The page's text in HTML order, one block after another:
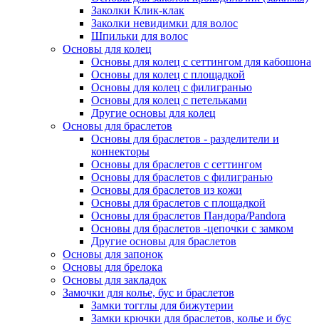
Заколки Клик-клак
Заколки невидимки для волос
Шпильки для волос
Основы для колец
Основы для колец с сеттингом для кабошона
Основы для колец с площадкой
Основы для колец с филигранью
Основы для колец с петельками
Другие основы для колец
Основы для браслетов
Основы для браслетов - разделители и
коннекторы
Основы для браслетов с сеттингом
Основы для браслетов с филигранью
Основы для браслетов из кожи
Основы для браслетов с площадкой
Основы для браслетов Пандора/Pandora
Основы для браслетов -цепочки с замком
Другие основы для браслетов
Основы для запонок
Основы для брелока
Основы для закладок
Замочки для колье, бус и браслетов
Замки тогглы для бижутерии
Замки крючки для браслетов, колье и бус